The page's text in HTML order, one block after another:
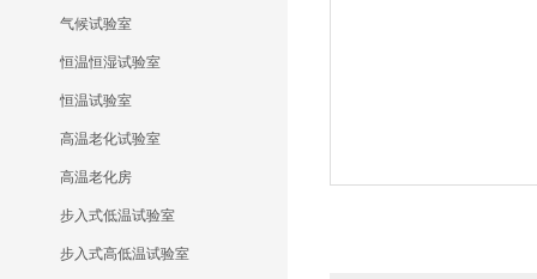
气候试验室
恒温恒湿试验室
恒温试验室
高温老化试验室
高温老化房
步入式低温试验室
步入式高低温试验室